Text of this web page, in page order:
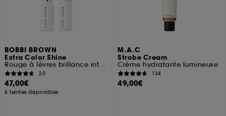
BOBBI BROWN
Extra Color Shine
Rouge à lèvres brillance intense
20
47,00€
6 teintes disponibles
M.A.C
Strobe Cream
Crème hydratante lumineuse
134
49,00€